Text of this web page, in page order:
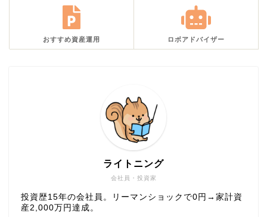
おすすめ資産運用 ロボアドバイザー
会社員・投資家
ライトニング
投資歴15年の会社員。リーマンショックで0円→家計資
産2,000万円達成。